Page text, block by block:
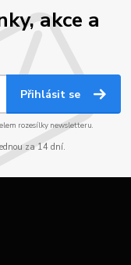
akce a
Přihlásit se
rozesílky newsletteru.
za 14 dní.